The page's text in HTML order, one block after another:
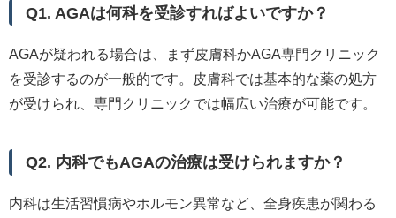
Q1. AGAは何科を受診すればよいですか？
AGAが疑われる場合は、まず皮膚科かAGA専門クリニック
を受診するのが一般的です。皮膚科では基本的な薬の処方
が受けられ、専門クリニックでは幅広い治療が可能です。
Q2. 内科でもAGAの治療は受けられますか？
内科は生活習慣病やホルモン異常など、全身疾患が関わる